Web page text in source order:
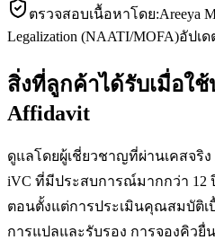
ตรวจสอบเนื้อหาโดย:Areeya
Legalization (NAATI/MOFA)อัปเ
สิ่งที่ลูกค้าได้รับเมื่อใ
Affidavit
ดูแลโดยผู้เชี่ยวชาญที่ผ่านเคสจริ
iVC ที่มีประสบการณ์มากกว่า 12
ตอนตั้งแต่การประเมินคุณสมบัติเ
การแปลและรับรอง การจองคิว